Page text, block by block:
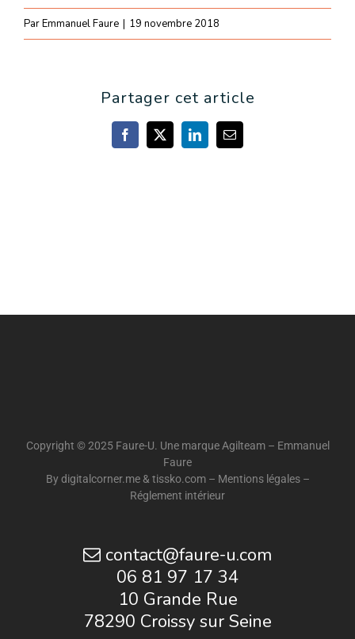
ParEmmanuel Faure | 19 novembre 2018
Partager cet article
Facebook
X LinkedInEmail
Copyright © 2025 Faure-U. Une marque Agilteam – Emmanuel
Faure
Bydigitalcorner.me& tissko.com– Mentions légales–
Réglement intérieur
contact@faure-u.com
06 81 97 17 34
10 Grande Rue
78290 Croissy sur Seine